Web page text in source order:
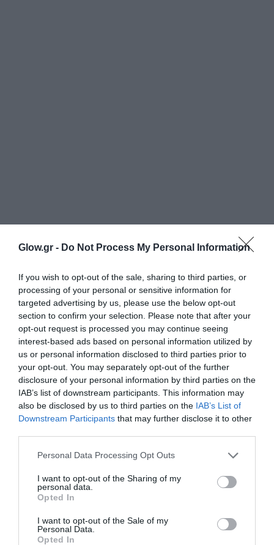
Glow.gr - Do Not Process My Personal Information
If you wish to opt-out of the sale, sharing to third parties, or
processing of your personal or sensitive information for
targeted advertising by us, please use the below opt-out
section to confirm your selection. Please note that after your
opt-out request is processed you may continue seeing
interest-based ads based on personal information utilized by
us or personal information disclosed to third parties prior to
your opt-out. You may separately opt-out of the further
disclosure of your personal information by third parties on the
IAB’s list of downstream participants. This information may
also be disclosed by us to third parties on the IAB’s List of
Downstream Participants that may further disclose it to other
Personal Data Processing Opt Outs
I want to opt-out of the Sharing of my
personal data.
Opted In
I want to opt-out of the Sale of my
Personal Data.
Opted In